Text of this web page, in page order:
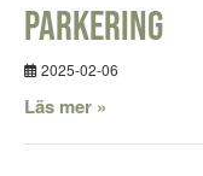
Parkering
2025-02-06
Läs mer »